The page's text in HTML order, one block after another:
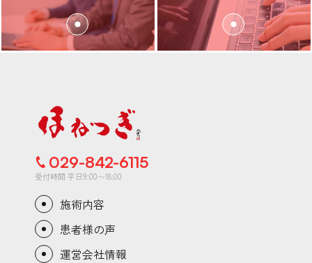
029-842-6115
受付時間 平日9:00〜18:00
施術内容
患者様の声
運営会社情報